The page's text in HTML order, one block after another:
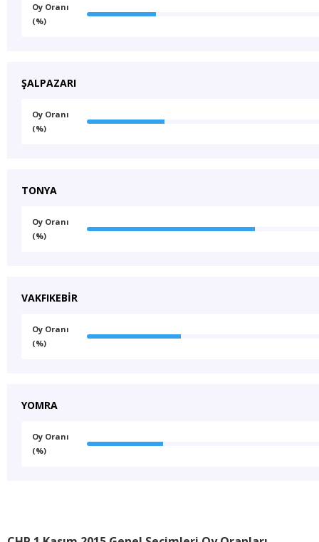
Oy Oranı
(%)
ŞALPAZARI
Oy Oranı
(%)
TONYA
Oy Oranı
(%)
VAKFIKEBİR
Oy Oranı
(%)
YOMRA
Oy Oranı
(%)